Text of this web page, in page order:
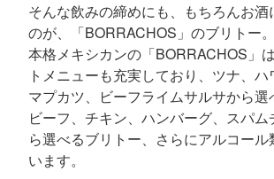
そんな飲みの締めにも、もちろんお酒
のが、「BORRACHOS」のブリトー。
本格メキシカンの「BORRACHOS」
トメニューも充実しており、ツナ、
マプカツ、ビーフライムサルサから選
ビーフ、チキン、ハンバーグ、スパ
ら選べるブリトー、さらにアルコール
います。